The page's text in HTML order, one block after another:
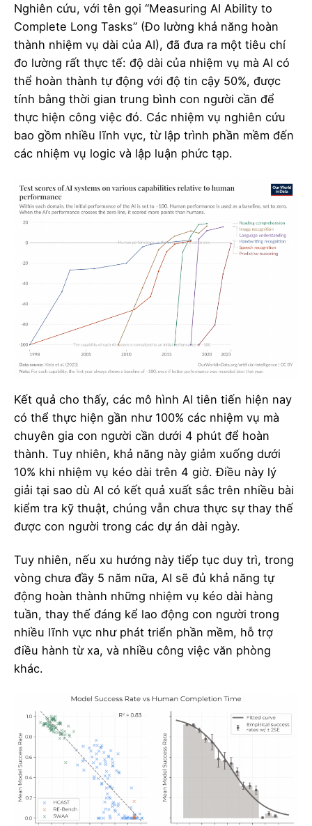
Nghiên cứu, với tên gọi “Measuring AI Ability to
Complete Long Tasks” (Đo lường khả năng hoàn
thành nhiệm vụ dài của AI), đã đưa ra một tiêu chí
đo lường rất thực tế: độ dài của nhiệm vụ mà AI có
thể hoàn thành tự động với độ tin cậy 50%, được
tính bằng thời gian trung bình con người cần để
thực hiện công việc đó. Các nhiệm vụ nghiên cứu
bao gồm nhiều lĩnh vực, từ lập trình phần mềm đến
các nhiệm vụ logic và lập luận phức tạp.
Kết quả cho thấy, các mô hình AI tiên tiến hiện nay
có thể thực hiện gần như 100% các nhiệm vụ mà
chuyên gia con người cần dưới 4 phút để hoàn
thành. Tuy nhiên, khả năng này giảm xuống dưới
10% khi nhiệm vụ kéo dài trên 4 giờ. Điều này lý
giải tại sao dù AI có kết quả xuất sắc trên nhiều bài
kiểm tra kỹ thuật, chúng vẫn chưa thực sự thay thế
được con người trong các dự án dài ngày.
Tuy nhiên, nếu xu hướng này tiếp tục duy trì, trong
vòng chưa đầy 5 năm nữa, AI sẽ đủ khả năng tự
động hoàn thành những nhiệm vụ kéo dài hàng
tuần, thay thế đáng kể lao động con người trong
nhiều lĩnh vực như phát triển phần mềm, hỗ trợ
điều hành từ xa, và nhiều công việc văn phòng
khác.